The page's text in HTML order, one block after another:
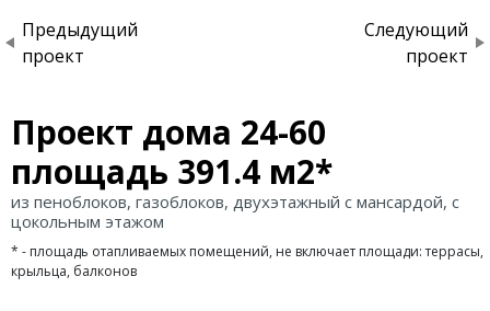
Предыдущий
проект
Следующий
проект
Проект дома 24-60
площадь 391.4 м2*
из пеноблоков, газоблоков, двухэтажный с мансардой, с
цокольным этажом
* - площадь отапливаемых помещений, не включает площади: террасы,
крыльца, балконов